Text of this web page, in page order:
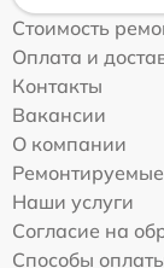
Стоимость
Оплата и
Контакты
Вакансии
О компании
Наши услуги
Согласие на
Способы